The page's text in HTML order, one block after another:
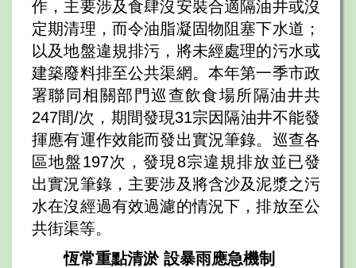
作，主要涉及食肆沒安裝合適隔油井或沒
定期清理，而令油脂凝固物阻塞下水道；
以及地盤違規排污，將未經處理的污水或
建築廢料排至公共渠網。本年第一季市政
署聯同相關部門巡查飲食場所隔油井共
247間/次，期間發現31宗因隔油井不能發
揮應有運作效能而發出實況筆錄。巡查各
區地盤197次，發現8宗違規排放並已發
出實況筆錄，主要涉及將含沙及泥漿之污
水在沒經過有效過濾的情況下，排放至公
共街渠等。
恆常重點清淤 設暴雨應急機制